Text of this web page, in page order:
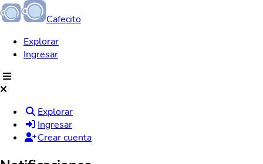
Cafecito
Explorar
Ingresar
Explorar
Ingresar
Crear cuenta